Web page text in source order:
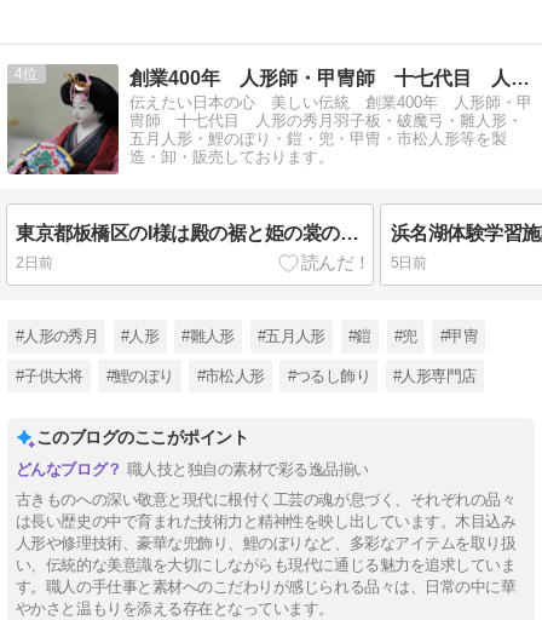
4 創業400年 人形師・甲冑師 十七代目 人形の秀月
伝えたい日本の心 美しい伝統 創業400年 人形師・甲
冑師 十七代目 人形の秀月羽子板・破魔弓・雛人形・
五月人形・鯉のぼり・鎧・兜・甲冑・市松人形等を製
造・卸・販売しております。
東京都板橋区のI様は殿の裾と姫の裳の修繕
2日前
浜名湖体験学習
5日前
#人形の秀月 #人形 #雛人形 #五月人形 #鎧 #兜 #甲冑
#子供大将 #鯉のぼり #市松人形 #つるし飾り #人形専門店
このブログのここがポイント
職人技と独自の素材で彩る逸品揃い
古きものへの深い敬意と現代に根付く工芸の魂が息づく、それぞれの品々
は長い歴史の中で育まれた技術力と精神性を映し出しています。木目込み
人形や修理技術、豪華な兜飾り、鯉のぼりなど、多彩なアイテムを取り扱
い、伝統的な美意識を大切にしながらも現代に通じる魅力を追求していま
す。職人の手仕事と素材へのこだわりが感じられる品々は、日常の中に華
やかさと温もりを添える存在となっています。